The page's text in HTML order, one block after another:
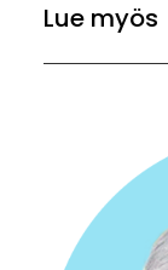
Lue myös